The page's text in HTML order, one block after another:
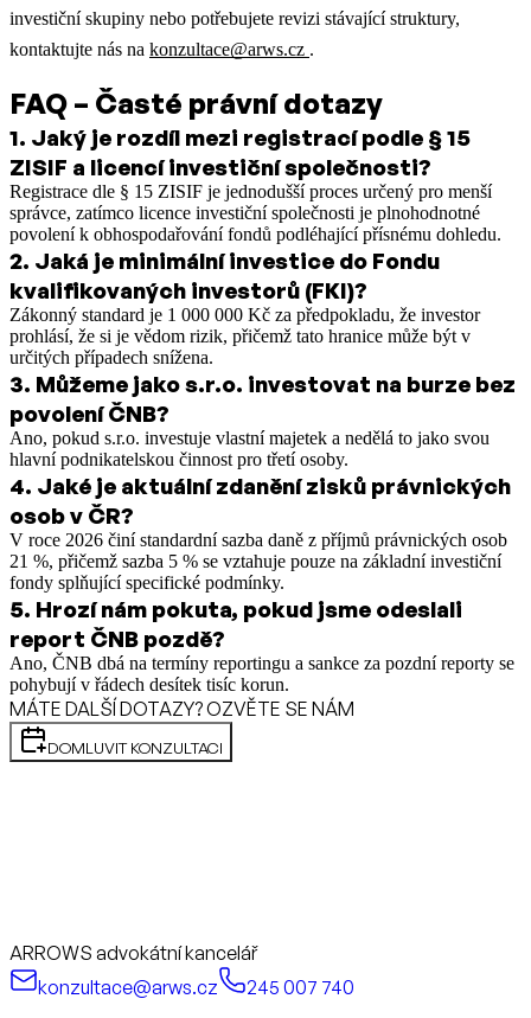
investiční skupiny nebo potřebujete revizi stávající struktury,
kontaktujte nás na konzultace@arws.cz .
FAQ – Časté právní dotazy
1. Jaký je rozdíl mezi registrací podle § 15
ZISIF a licencí investiční společnosti?
Registrace dle § 15 ZISIF je jednodušší proces určený pro menší
správce, zatímco licence investiční společnosti je plnohodnotné
povolení k obhospodařování fondů podléhající přísnému dohledu.
2. Jaká je minimální investice do Fondu
kvalifikovaných investorů (FKI)?
Zákonný standard je 1 000 000 Kč za předpokladu, že investor
prohlásí, že si je vědom rizik, přičemž tato hranice může být v
určitých případech snížena.
3. Můžeme jako s.r.o. investovat na burze bez
povolení ČNB?
Ano, pokud s.r.o. investuje vlastní majetek a nedělá to jako svou
hlavní podnikatelskou činnost pro třetí osoby.
4. Jaké je aktuální zdanění zisků právnických
osob v ČR?
V roce 2026 činí standardní sazba daně z příjmů právnických osob
21 %, přičemž sazba 5 % se vztahuje pouze na základní investiční
fondy splňující specifické podmínky.
5. Hrozí nám pokuta, pokud jsme odeslali
report ČNB pozdě?
Ano, ČNB dbá na termíny reportingu a sankce za pozdní reporty se
pohybují v řádech desítek tisíc korun.
MÁTE DALŠÍ DOTAZY? OZVĚTE SE NÁM
DOMLUVIT KONZULTACI
ARROWS advokátní kancelář
konzultace@arws.cz
245 007 740